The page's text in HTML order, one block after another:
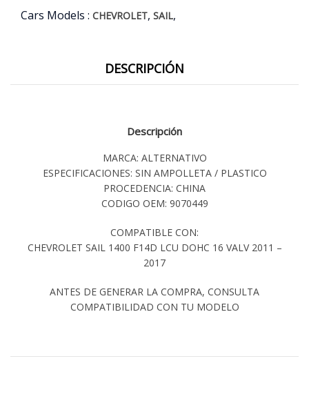
Cars Models : CHEVROLET, SAIL,
DESCRIPCIÓN
Descripción
MARCA: ALTERNATIVO
ESPECIFICACIONES: SIN AMPOLLETA / PLASTICO
PROCEDENCIA: CHINA
CODIGO OEM: 9070449
COMPATIBLE CON:
CHEVROLET SAIL 1400 F14D LCU DOHC 16 VALV 2011 –
2017
ANTES DE GENERAR LA COMPRA, CONSULTA
COMPATIBILIDAD CON TU MODELO